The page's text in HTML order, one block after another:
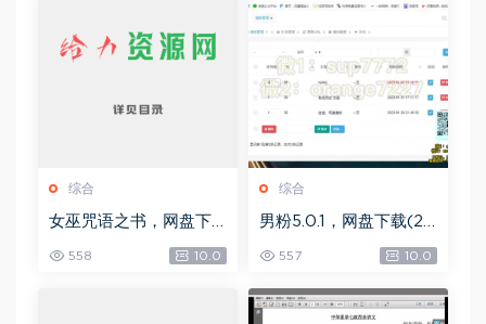
综合
女巫咒语之书，网盘下
558 10.0
综合
男粉5.0.1，网盘下载(25
557 10.0